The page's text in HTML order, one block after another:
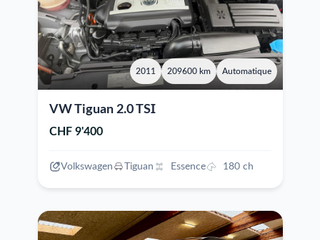
2011 209600 km Automatique
VW Tiguan 2.0 TSI
CHF 9'400
Volkswagen Tiguan Essence 180 ch